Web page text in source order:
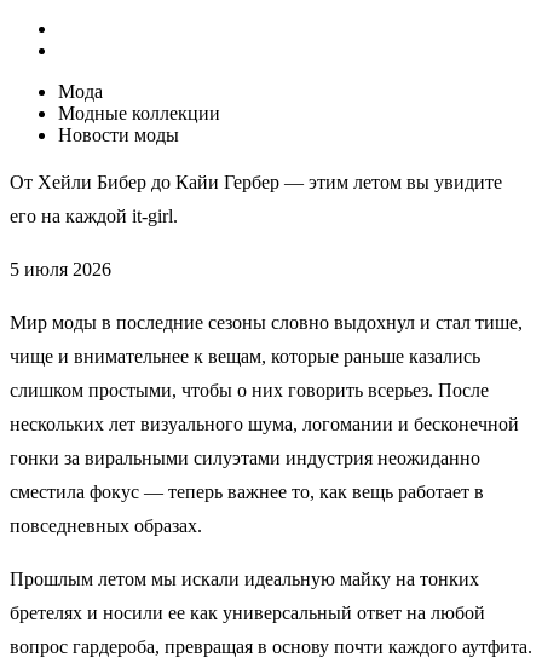
Мода
Модные коллекции
Новости моды
От Хейли Бибер до Кайи Гербер — этим летом вы увидите
его на каждой it-girl.
5 июля 2026
Мир моды в последние сезоны словно выдохнул и стал тише,
чище и внимательнее к вещам, которые раньше казались
слишком простыми, чтобы о них говорить всерьез. После
нескольких лет визуального шума, логомании и бесконечной
гонки за виральными силуэтами индустрия неожиданно
сместила фокус — теперь важнее то, как вещь работает в
повседневных образах.
Прошлым летом мы искали идеальную майку на тонких
бретелях и носили ее как универсальный ответ на любой
вопрос гардероба, превращая в основу почти каждого аутфита.